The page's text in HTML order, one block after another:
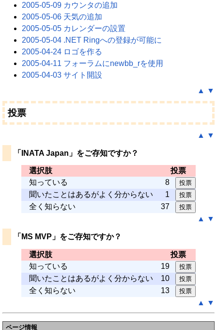
2005-05-09 カウンタの追加
2005-05-06 天気の追加
2005-05-05 カレンダーの設置
2005-05-04 .NET Ringへの登録が可能に
2005-04-24 ロゴを作る
2005-04-11 フォーラムにnewbb_rを使用
2005-04-03 サイト開設
▲
▼
投票
▲ ▼
「INATA Japan」をご存知ですか？
選択肢
投票
知っている
8
聞いたことはあるがよく分からない
1
全く知らない
37
▲
▼
「MS MVP」をご存知ですか？
選択肢
投票
知っている
19
聞いたことはあるがよく分からない
10
全く知らない
13
▲
▼
ページ情報